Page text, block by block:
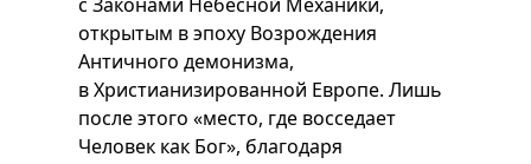
открытым в эпоху Возрождения
Античного демонизма,
в Христианизированной Европе. Лишь
после этого «место, где восседает
Человек как Бог», благодаря